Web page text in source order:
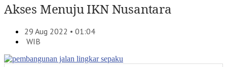
Akses Menuju IKN Nusantara
29 Aug 2022 • 01:04
WIB